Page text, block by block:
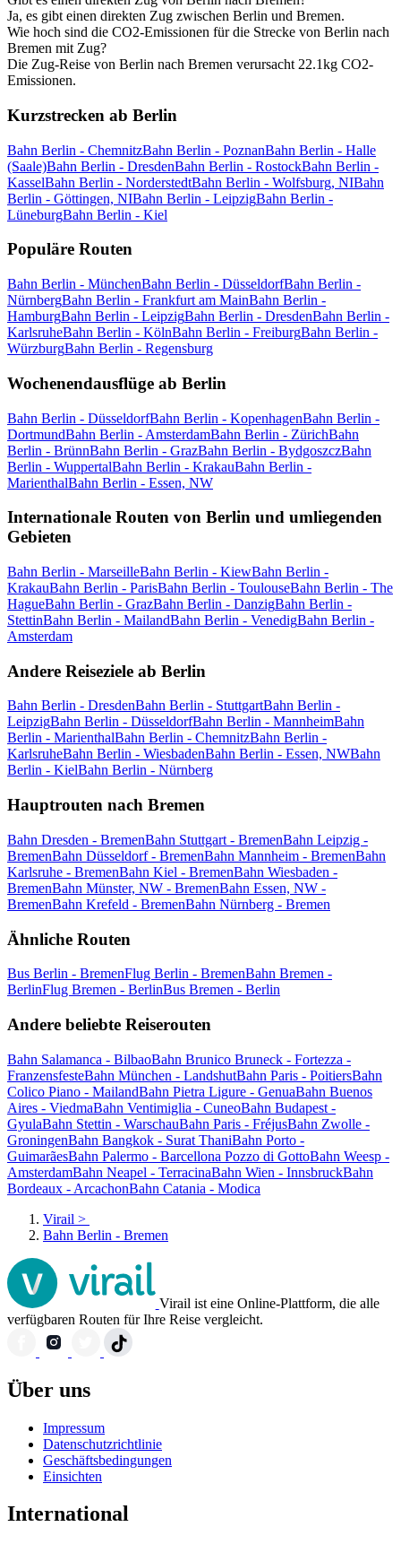
Ja, es gibt einen direkten Zug zwischen Berlin und Bremen.
Wie hoch sind die CO2-Emissionen für die Strecke von Berlin nach
Bremen mit Zug?
Die Zug-Reise von Berlin nach Bremen verursacht 22.1kg CO2-
Emissionen.
Kurzstrecken ab Berlin
Bahn Berlin - ChemnitzBahn Berlin - PoznanBahn Berlin - Halle
(Saale)Bahn Berlin - DresdenBahn Berlin - RostockBahn Berlin -
KasselBahn Berlin - NorderstedtBahn Berlin - Wolfsburg, NIBahn
Berlin - Göttingen, NIBahn Berlin - LeipzigBahn Berlin -
LüneburgBahn Berlin - Kiel
Populäre Routen
Bahn Berlin - MünchenBahn Berlin - DüsseldorfBahn Berlin -
NürnbergBahn Berlin - Frankfurt am MainBahn Berlin -
HamburgBahn Berlin - LeipzigBahn Berlin - DresdenBahn Berlin -
KarlsruheBahn Berlin - KölnBahn Berlin - FreiburgBahn Berlin -
WürzburgBahn Berlin - Regensburg
Wochenendausflüge ab Berlin
Bahn Berlin - DüsseldorfBahn Berlin - KopenhagenBahn Berlin -
DortmundBahn Berlin - AmsterdamBahn Berlin - ZürichBahn
Berlin - BrünnBahn Berlin - GrazBahn Berlin - BydgoszczBahn
Berlin - WuppertalBahn Berlin - KrakauBahn Berlin -
MarienthalBahn Berlin - Essen, NW
Internationale Routen von Berlin und umliegenden
Gebieten
Bahn Berlin - MarseilleBahn Berlin - KiewBahn Berlin -
KrakauBahn Berlin - ParisBahn Berlin - ToulouseBahn Berlin - The
HagueBahn Berlin - GrazBahn Berlin - DanzigBahn Berlin -
StettinBahn Berlin - MailandBahn Berlin - VenedigBahn Berlin -
Amsterdam
Andere Reiseziele ab Berlin
Bahn Berlin - DresdenBahn Berlin - StuttgartBahn Berlin -
LeipzigBahn Berlin - DüsseldorfBahn Berlin - MannheimBahn
Berlin - MarienthalBahn Berlin - ChemnitzBahn Berlin -
KarlsruheBahn Berlin - WiesbadenBahn Berlin - Essen, NWBahn
Berlin - KielBahn Berlin - Nürnberg
Hauptrouten nach Bremen
Bahn Dresden - BremenBahn Stuttgart - BremenBahn Leipzig -
BremenBahn Düsseldorf - BremenBahn Mannheim - BremenBahn
Karlsruhe - BremenBahn Kiel - BremenBahn Wiesbaden -
BremenBahn Münster, NW - BremenBahn Essen, NW -
BremenBahn Krefeld - BremenBahn Nürnberg - Bremen
Ähnliche Routen
Bus Berlin - BremenFlug Berlin - BremenBahn Bremen -
BerlinFlug Bremen - BerlinBus Bremen - Berlin
Andere beliebte Reiserouten
Bahn Salamanca - BilbaoBahn Brunico Bruneck - Fortezza -
FranzensfesteBahn München - LandshutBahn Paris - PoitiersBahn
Colico Piano - MailandBahn Pietra Ligure - GenuaBahn Buenos
Aires - ViedmaBahn Ventimiglia - CuneoBahn Budapest -
GyulaBahn Stettin - WarschauBahn Paris - FréjusBahn Zwolle -
GroningenBahn Bangkok - Surat ThaniBahn Porto -
GuimarãesBahn Palermo - Barcellona Pozzo di GottoBahn Weesp -
AmsterdamBahn Neapel - TerracinaBahn Wien - InnsbruckBahn
Bordeaux - ArcachonBahn Catania - Modica
Virail >
Bahn Berlin - Bremen
Virail ist eine Online-Plattform, die alle
verfügbaren Routen für Ihre Reise vergleicht.
Über uns
Impressum
Datenschutzrichtlinie
Geschäftsbedingungen
Einsichten
International